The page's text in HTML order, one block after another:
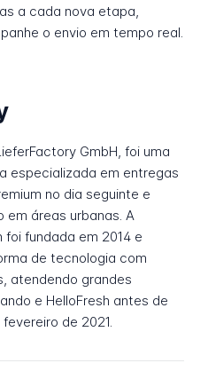
a cada nova etapa,
o envio em tempo real.
GmbH, foi uma
especializada em entregas
no dia seguinte e
áreas urbanas. A
foi fundada em 2014 e
de tecnologia com
atendendo grandes
e HelloFresh antes de
de 2021.